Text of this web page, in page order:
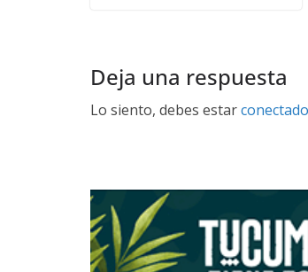
Deja una respuesta
Lo siento, debes estarconectado